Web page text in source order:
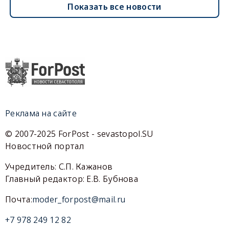
Показать все новости
Реклама на сайте
© 2007-2025 ForPost - sevastopol.SU
Новостной портал
Учредитель: С.П. Кажанов
Главный редактор: Е.В. Бубнова
Почта:moder_forpost@mail.ru
+7 978 249 12 82